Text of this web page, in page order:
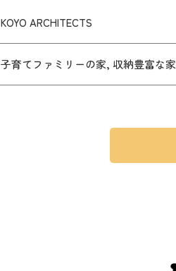
KOYO ARCHITECTS
子育てファミリーの家, 収納豊富な家